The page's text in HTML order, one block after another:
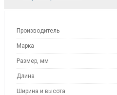
Производитель
Марка
Размер, мм
Длина
Ширина и высота